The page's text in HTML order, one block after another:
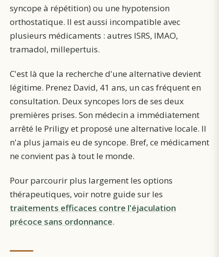
syncope à répétition) ou une hypotension
orthostatique. Il est aussi incompatible avec
plusieurs médicaments : autres ISRS, IMAO,
tramadol, millepertuis.
C'est là que la recherche d'une alternative devient
légitime. Prenez David, 41 ans, un cas fréquent en
consultation. Deux syncopes lors de ses deux
premières prises. Son médecin a immédiatement
arrêté le Priligy et proposé une alternative locale. Il
n'a plus jamais eu de syncope. Bref, ce médicament
ne convient pas à tout le monde.
Pour parcourir plus largement les options
thérapeutiques, voir notre guide sur les
traitements efficaces contre l'éjaculation
précoce sans ordonnance.